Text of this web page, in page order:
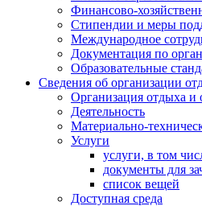
Финансово-
Стипендии и меры
Международное
Документация по
Образовательные
Сведения об организации
Организация отдыха и
Деятельность
Материально-
Услуги
услуги, в том
документы для
список вещей
Доступная среда